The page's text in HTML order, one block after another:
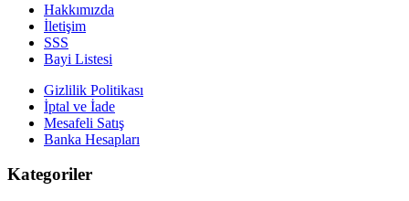
Hakkımızda
İletişim
SSS
Bayi Listesi
Gizlilik Politikası
İptal ve İade
Mesafeli Satış
Banka Hesapları
Kategoriler